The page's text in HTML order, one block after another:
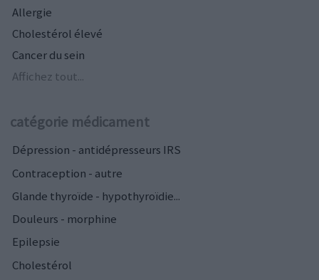
Allergie
Cholestérol élevé
Cancer du sein
Affichez tout...
catégorie médicament
Dépression - antidépresseurs IRS
Contraception - autre
Glande thyroïde - hypothyroïdie...
Douleurs - morphine
Epilepsie
Cholestérol